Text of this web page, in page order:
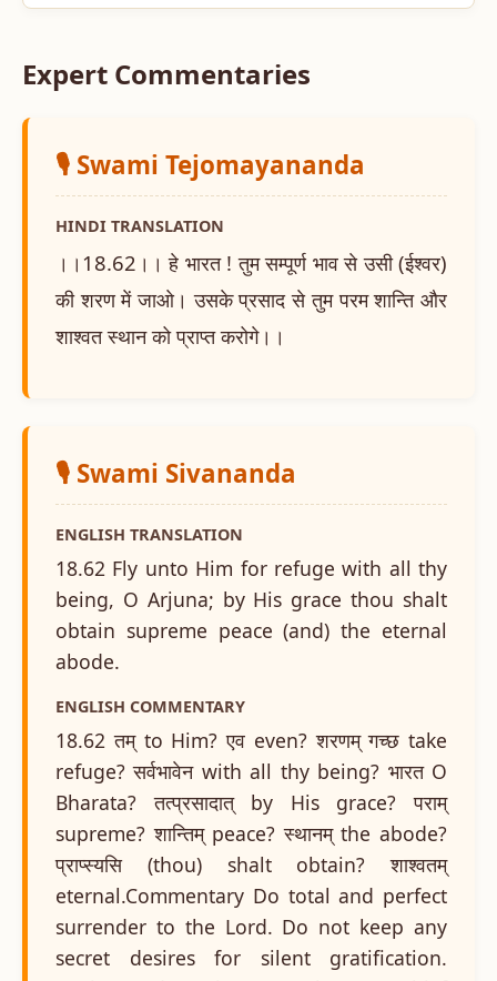
Expert Commentaries
🎙️ Swami Tejomayananda
HINDI TRANSLATION
।।18.62।। हे भारत ! तुम सम्पूर्ण भाव से उसी (ईश्वर)
की शरण में जाओ। उसके प्रसाद से तुम परम शान्ति और
शाश्वत स्थान को प्राप्त करोगे।।
🎙️ Swami Sivananda
ENGLISH TRANSLATION
18.62 Fly unto Him for refuge with all thy
being, O Arjuna; by His grace thou shalt
obtain supreme peace (and) the eternal
abode.
ENGLISH COMMENTARY
18.62 तम् to Him? एव even? शरणम् गच्छ take
refuge? सर्वभावेन with all thy being? भारत O
Bharata? तत्प्रसादात् by His grace? पराम्
supreme? शान्तिम् peace? स्थानम् the abode?
प्राप्स्यसि (thou) shalt obtain? शाश्वतम्
eternal.Commentary Do total and perfect
surrender to the Lord. Do not keep any
secret desires for silent gratification.